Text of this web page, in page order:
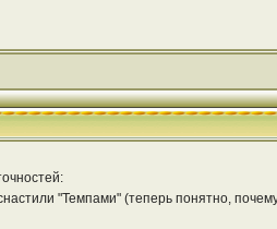
"Темпами" (теперь понятно,